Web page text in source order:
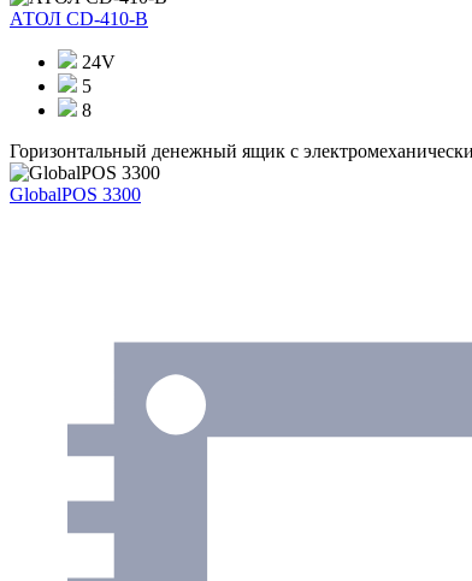
АТОЛ CD-410-В
24V
5
8
Горизонтальный денежный ящик с
GlobalPOS 3300